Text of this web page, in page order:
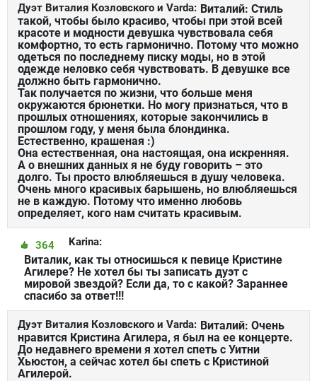
Дуэт Виталия Козловского и Varda: Виталий: Стиль
такой, чтобы было красиво, чтобы при этой всей
красоте и модности девушка чувствовала себя
комфортно, то есть гармонично. Потому что можно
одеться по последнему писку моды, но в этой
одежде неловко себя чувствовать. В девушке все
должно быть гармонично.
Так получается по жизни, что больше меня
окружаются брюнетки. Но могу признаться, что в
прошлых отношениях, которые закончились в
прошлом году, у меня была блондинка.
Естественно, крашеная :)
Она естественная, она настоящая, она искренняя.
А о внешних данных я не буду говорить – это
долго. Ты просто влюбляешься в душу человека.
Очень много красивых барышень, но влюбляешься
не в каждую. Потому что именно любовь
определяет, кого нам считать красивым.
Karina:
364
Виталик, как ты относишься к певице Кристине
Агилере? Не хотел бы ты записать дуэт с
мировой звездой? Если да, то с какой? Зараннее
спасибо за ответ!!!
Дуэт Виталия Козловского и Varda: Виталий: Очень
нравится Кристина Агилера, я был на ее концерте.
До недавнего времени я хотел спеть с Уитни
Хьюстон, а сейчас хотел бы спеть с Кристиной
Агилерой.